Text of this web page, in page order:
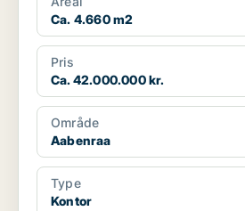
Ca. 4.660 m2
Pris
Ca. 42.000.000 kr.
Område
Aabenraa
Type
Kontor